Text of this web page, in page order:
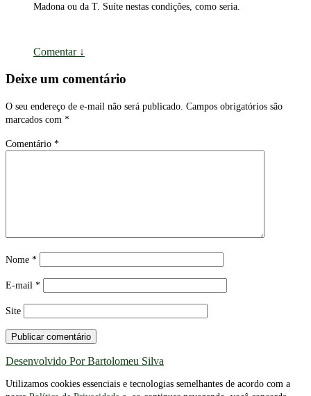
Madona ou da T. Suíte nestas condições, como seria.
Comentar ↓
Deixe um comentário
O seu endereço de e-mail não será publicado. Campos obrigatórios são
marcados com *
Comentário *
Nome *
E-mail *
Site
Desenvolvido Por Bartolomeu Silva
Utilizamos cookies essenciais e tecnologias semelhantes de acordo com a